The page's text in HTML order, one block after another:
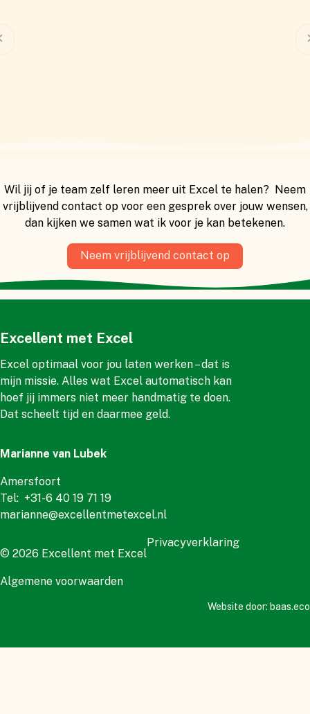
Wil jij of je team zelf leren meer uit Excel te halen? Neem
vrijblijvend contact op voor een gesprek over jouw wensen,
dan kijken we samen wat ik voor je kan betekenen.
Neem vrijblijvend contact op
Excellent met Excel
Excel optimaal voor jou laten werken – dat is
mijn missie. Alles wat Excel automatisch kan
hoef jij immers niet meer handmatig te doen.
Dat scheelt tijd en daarmee geld.
Marianne van Lubek
Amersfoort
Tel: +31-6 40 19 71 19
marianne@excellentmetexcel.nl
© 2026 Excellent met Excel
Privacyverklaring
Algemene voorwaarden
Website door: baas.eco